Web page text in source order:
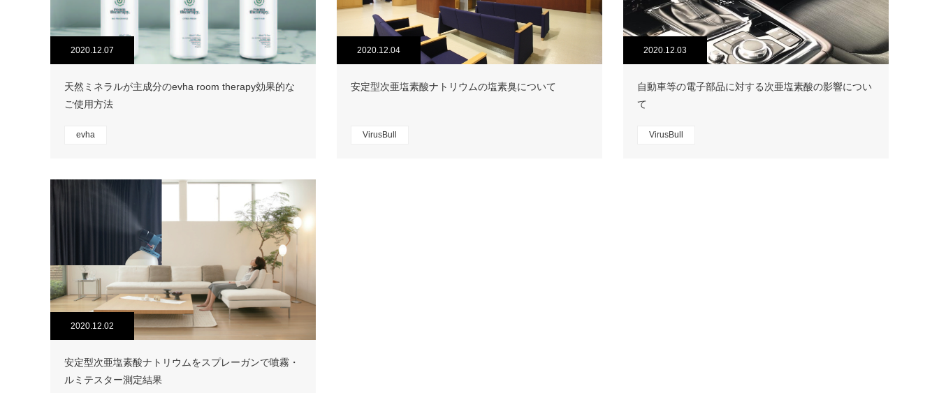
2020.12.07
天然ミネラルが主成分のevha room therapy効果的な
ご使用方法
evha
2020.12.04
安定型次亜塩素酸ナトリウムの塩素臭について
VirusBull
2020.12.03
自動車等の電子部品に対する次亜塩素酸の影響につい
て
VirusBull
2020.12.02
安定型次亜塩素酸ナトリウムをスプレーガンで噴霧・
ルミテスター測定結果